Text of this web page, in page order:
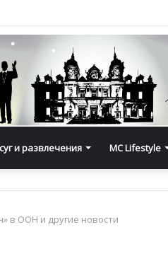
и развлечения MC Lifestyle
в ООН и другие новости